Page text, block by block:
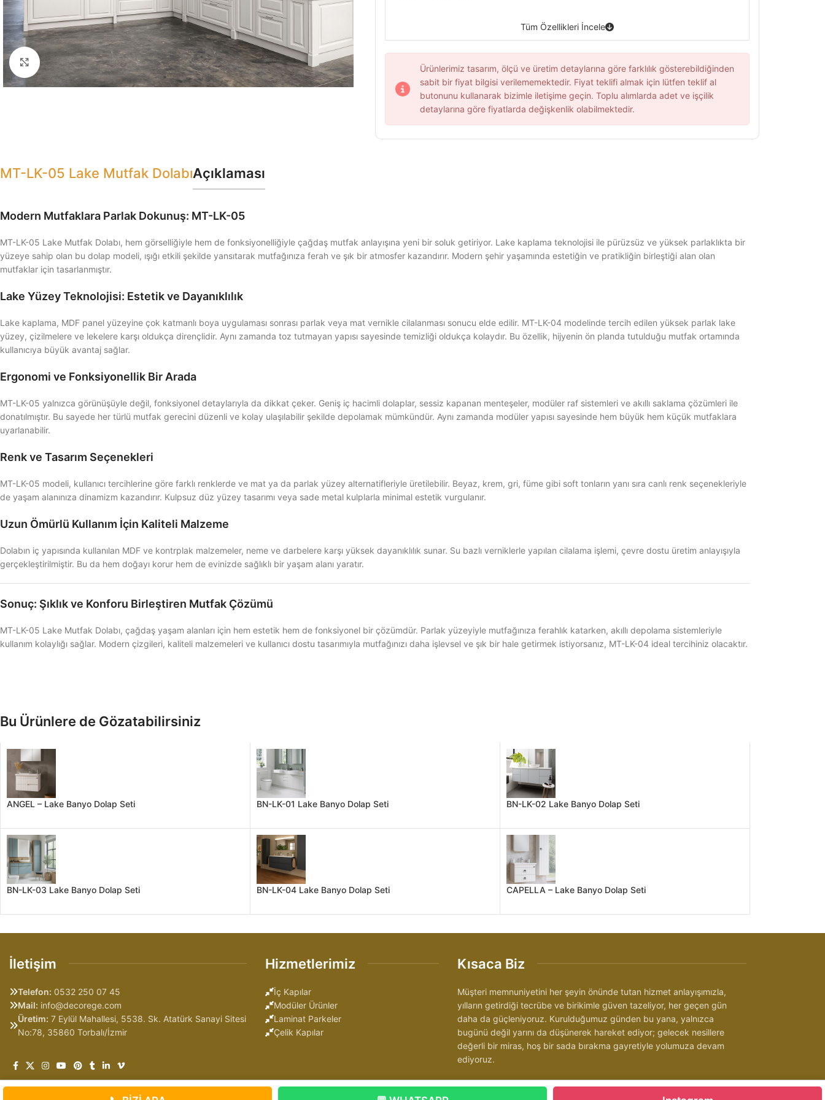
Click to enlarge
Tüm Özellikleri İncele
Ürünlerimiz tasarım, ölçü ve üretim detaylarına göre farklılık gösterebildiğinden
sabit bir fiyat bilgisi verilememektedir. Fiyat teklifi almak için lütfen teklif al
butonunu kullanarak bizimle iletişime geçin. Toplu alımlarda adet ve işçilik
detaylarına göre fiyatlarda değişkenlik olabilmektedir.
MT-LK-05 Lake Mutfak DolabıAçıklaması
Modern Mutfaklara Parlak Dokunuş: MT-LK-05
MT-LK-05 Lake Mutfak Dolabı, hem görselliğiyle hem de fonksiyonelliğiyle çağdaş mutfak anlayışına yeni bir soluk getiriyor. Lake kaplama teknolojisi ile pürüzsüz ve yüksek parlaklıkta bir
yüzeye sahip olan bu dolap modeli, ışığı etkili şekilde yansıtarak mutfağınıza ferah ve şık bir atmosfer kazandırır. Modern şehir yaşamında estetiğin ve pratikliğin birleştiği alan olan
mutfaklar için tasarlanmıştır.
Lake Yüzey Teknolojisi: Estetik ve Dayanıklılık
Lake kaplama, MDF panel yüzeyine çok katmanlı boya uygulaması sonrası parlak veya mat vernikle cilalanması sonucu elde edilir. MT-LK-04 modelinde tercih edilen yüksek parlak lake
yüzey, çizilmelere ve lekelere karşı oldukça dirençlidir. Aynı zamanda toz tutmayan yapısı sayesinde temizliği oldukça kolaydır. Bu özellik, hijyenin ön planda tutulduğu mutfak ortamında
kullanıcıya büyük avantaj sağlar.
Ergonomi ve Fonksiyonellik Bir Arada
MT-LK-05 yalnızca görünüşüyle değil, fonksiyonel detaylarıyla da dikkat çeker. Geniş iç hacimli dolaplar, sessiz kapanan menteşeler, modüler raf sistemleri ve akıllı saklama çözümleri ile
donatılmıştır. Bu sayede her türlü mutfak gerecini düzenli ve kolay ulaşılabilir şekilde depolamak mümkündür. Aynı zamanda modüler yapısı sayesinde hem büyük hem küçük mutfaklara
uyarlanabilir.
Renk ve Tasarım Seçenekleri
MT-LK-05 modeli, kullanıcı tercihlerine göre farklı renklerde ve mat ya da parlak yüzey alternatifleriyle üretilebilir. Beyaz, krem, gri, füme gibi soft tonların yanı sıra canlı renk seçenekleriyle
de yaşam alanınıza dinamizm kazandırır. Kulpsuz düz yüzey tasarımı veya sade metal kulplarla minimal estetik vurgulanır.
Uzun Ömürlü Kullanım İçin Kaliteli Malzeme
Dolabın iç yapısında kullanılan MDF ve kontrplak malzemeler, neme ve darbelere karşı yüksek dayanıklılık sunar. Su bazlı verniklerle yapılan cilalama işlemi, çevre dostu üretim anlayışıyla
gerçekleştirilmiştir. Bu da hem doğayı korur hem de evinizde sağlıklı bir yaşam alanı yaratır.
Sonuç: Şıklık ve Konforu Birleştiren Mutfak Çözümü
MT-LK-05 Lake Mutfak Dolabı, çağdaş yaşam alanları için hem estetik hem de fonksiyonel bir çözümdür. Parlak yüzeyiyle mutfağınıza ferahlık katarken, akıllı depolama sistemleriyle
kullanım kolaylığı sağlar. Modern çizgileri, kaliteli malzemeleri ve kullanıcı dostu tasarımıyla mutfağınızı daha işlevsel ve şık bir hale getirmek istiyorsanız, MT-LK-04 ideal tercihiniz olacaktır.
Bu Ürünlere de Gözatabilirsiniz
ANGEL – Lake Banyo Dolap Seti BN-LK-01 Lake Banyo Dolap Seti BN-LK-02 Lake Banyo Dolap Seti
BN-LK-03 Lake Banyo Dolap Seti BN-LK-04 Lake Banyo Dolap Seti CAPELLA – Lake Banyo Dolap Seti
İletişim
Telefon: 0532 250 07 45
Mail: info@decorege.com
Üretim: 7 Eylül Mahallesi, 5538. Sk. Atatürk Sanayi Sitesi
No:78, 35860 Torbalı/İzmir
Hizmetlerimiz
İç Kapılar
Modüler Ürünler
Laminat Parkeler
Çelik Kapılar
Kısaca Biz
Müşteri memnuniyetini her şeyin önünde tutan hizmet anlayışımızla,
yılların getirdiği tecrübe ve birikimle güven tazeliyor, her geçen gün
daha da güçleniyoruz. Kurulduğumuz günden bu yana, yalnızca
bugünü değil yarını da düşünerek hareket ediyor; gelecek nesillere
değerli bir miras, hoş bir sada bırakma gayretiyle yolumuza devam
ediyoruz.